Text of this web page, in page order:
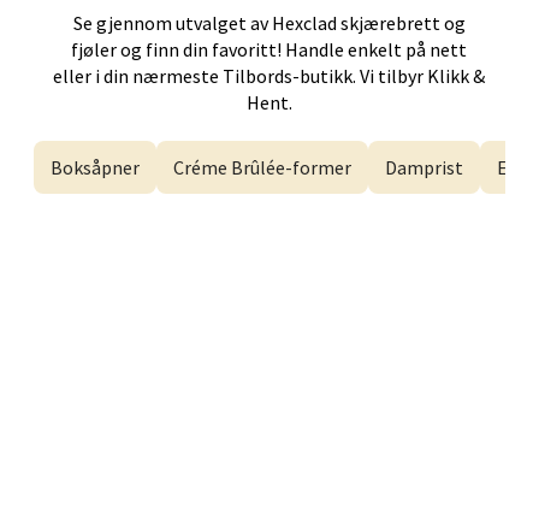
Se gjennom utvalget avHexclad skjærebrett og
fjøler og finn din favoritt! Handle enkelt på nett
eller i din nærmeste Tilbords-butikk. Vi tilbyr Klikk &
Hent.
Boksåpner Créme Brûlée-former Damprist
Gjøvik - CC Gjøvik
Jernbanesvingen 6, 2821 Gjøvik
Åpent i dag 10-21